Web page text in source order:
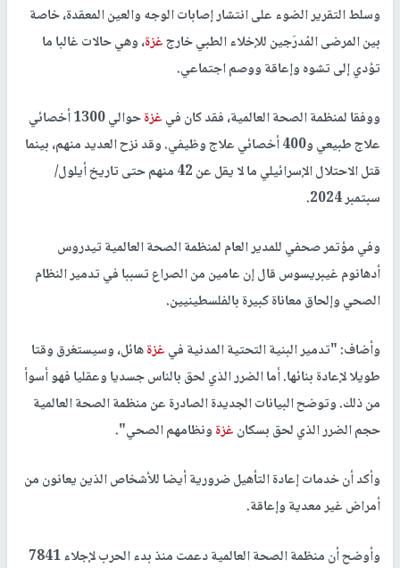
وسلط التقرير الضوء على انتشار إصابات الوجه والعين المعقدة، خاصة
بين المرضى المُدرَجين للإخلاء الطبي خارجغزة، وهي حالات غالبا ما
تؤدي إلى تشوه وإعاقة ووصم اجتماعي.
ووفقا لمنظمة الصحة العالمية، فقد كان فيغزة
حوالي 1300 أخصائي
علاج طبيعي و400 أخصائي علاج وظيفي. وقد نزح العديد منهم، بينما
قتل الاحتلال الإسرائيلي ما لا يقل عن 42 منهم حتى تاريخ أيلول/
سبتمبر 2024.
وفي مؤتمر صحفي للمدير العام لمنظمة الصحة العالمية تيدروس
أدهانوم غيبريسوس قال إن عامين من الصراع تسببا في تدمير النظام
الصحي وإلحاق معاناة كبيرة بالفلسطينيين.
وأضاف: "تدمير البنية التحتية المدنية فيغزةهائل، وسيستغرق وقتا
طويلا لإعادة بنائها. أما الضرر الذي لحق بالناس جسديا وعقليا فهو أسوأ
من ذلك. وتوضح البيانات الجديدة الصادرة عن منظمة الصحة العالمية
حجم الضرر الذي لحق بسكانغزةونظامهم الصحي".
وأكد أن خدمات إعادة التأهيل ضرورية أيضا للأشخاص الذين يعانون من
أمراض غير معدية وإعاقة.
وأوضح أن منظمة الصحة العالمية دعمت منذ بدء الحرب لإجلاء 7841